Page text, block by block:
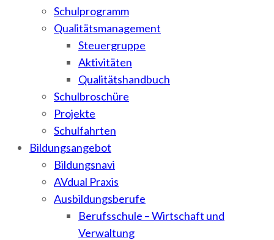
Schulprogramm
Qualitätsmanagement
Steuergruppe
Aktivitäten
Qualitätshandbuch
Schulbroschüre
Projekte
Schulfahrten
Bildungsangebot
Bildungsnavi
AVdual Praxis
Ausbildungsberufe
Berufsschule – Wirtschaft und
Verwaltung